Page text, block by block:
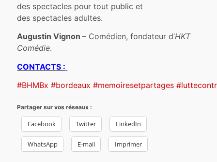
des spectacles pour tout public et
des spectacles adultes.
Augustin Vignon– Comédien, fondateur d’HKT
Comédie.
CONTACTS :
#BHMBx #bordeaux #memoiresetpartages #
Partager sur vos réseaux :
Facebook Twitter LinkedIn
WhatsApp E-mail Imprimer